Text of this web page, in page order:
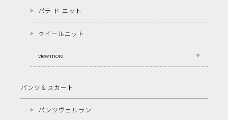
パテ ド ニット
クイールニット
view more
パンツ＆スカート
パンツヴェルラン